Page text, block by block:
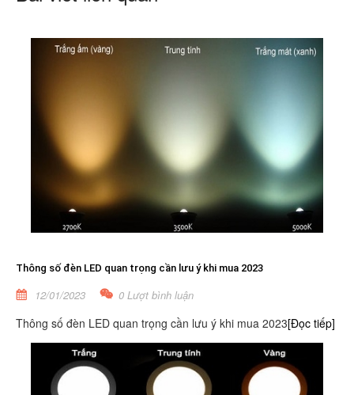
Thông số đèn LED quan trọng cần lưu ý khi mua 2023
12/01/2023 0 Lượt bình luận
Thông số đèn LED quan trọng cần lưu ý khi mua 2023[Đọc tiếp]